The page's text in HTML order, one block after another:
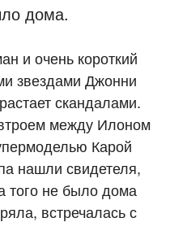
дома.
и очень короткий
звездами Джонни
скандалами.
между Илоном
Карой
нашли свидетеля,
того не было дома
встречалась с